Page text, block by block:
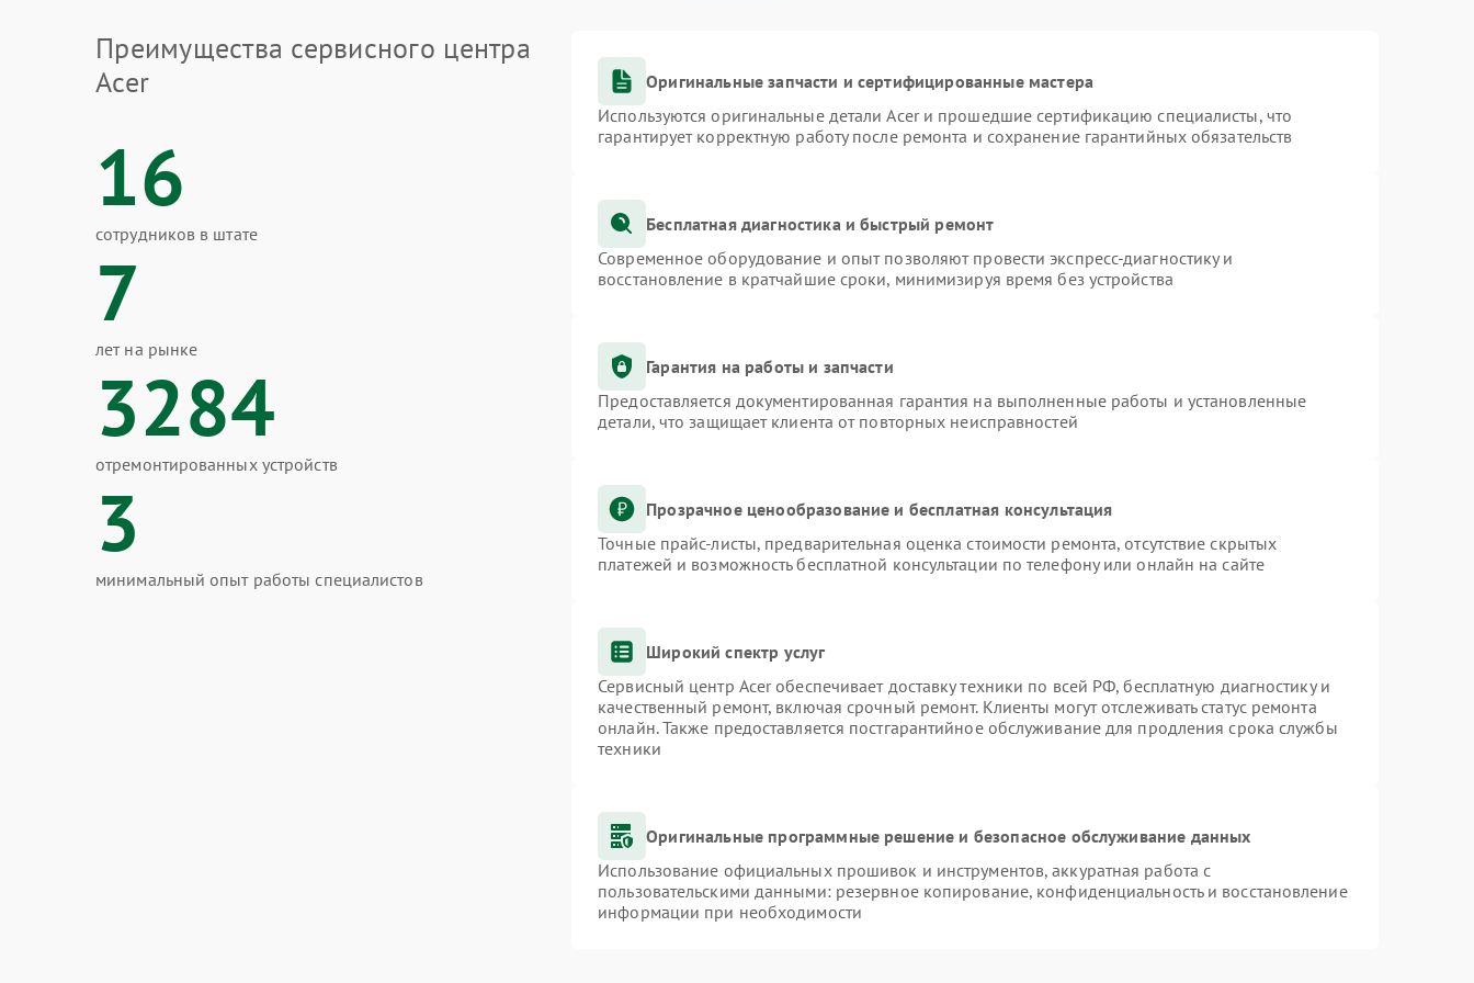
Преимущества сервисного центра
Acer
16
сотрудников в штате
7
лет на рынке
3284
отремонтированных устройств
3
минимальный опыт работы специалистов
Оригинальные запчасти и сертифицированные мастера
Используются оригинальные детали Acer и прошедшие сертификацию специалисты, что
гарантирует корректную работу после ремонта и сохранение гарантийных обязательств
Бесплатная диагностика и быстрый ремонт
Современное оборудование и опыт позволяют провести экспресс-диагностику и
восстановление в кратчайшие сроки, минимизируя время без устройства
Гарантия на работы и запчасти
Предоставляется документированная гарантия на выполненные работы и установленные
детали, что защищает клиента от повторных неисправностей
Прозрачное ценообразование и бесплатная консультация
Точные прайс-листы, предварительная оценка стоимости ремонта, отсутствие скрытых
платежей и возможность бесплатной консультации по телефону или онлайн на сайте
Широкий спектр услуг
Сервисный центр Acer обеспечивает доставку техники по всей РФ, бесплатную диагностику и
качественный ремонт, включая срочный ремонт. Клиенты могут отслеживать статус ремонта
онлайн. Также предоставляется постгарантийное обслуживание для продления срока службы
техники
Оригинальные программные решение и безопасное обслуживание данных
Использование официальных прошивок и инструментов, аккуратная работа с
пользовательскими данными: резервное копирование, конфиденциальность и восстановление
информации при необходимости